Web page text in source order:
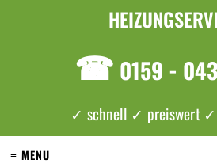
☎ 0159 -
✓ schnell ✓ preiswert
≡ MENU